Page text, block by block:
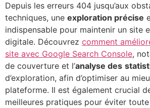
Depuis les erreurs 404 jusqu’aux
techniques, une exploration précise
indispensable pour maintenir un site
digitale. Découvrez comment
site avec Google Search Console,
de couverture et l’analyse des
d’exploration, afin d’optimiser au
plateforme. Il est également crucial
meilleures pratiques pour éviter